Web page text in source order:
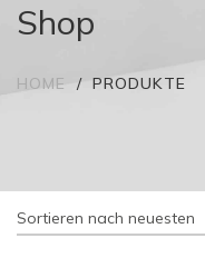
Shop
HOME PRODUKTE
Sortieren nach neuesten